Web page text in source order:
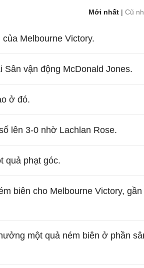
Mới nhất |Cũ
Melbourne Victory.
Sân vận động McDonald Jones.
ở đó.
lên 3-0 nhờ Lachlan Rose.
quả phạt góc.
biên cho Melbourne Victory, gần
một quả ném biên ở phần